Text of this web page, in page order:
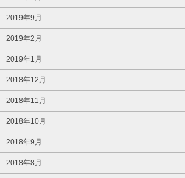
2019年9月
2019年2月
2019年1月
2018年12月
2018年11月
2018年10月
2018年9月
2018年8月